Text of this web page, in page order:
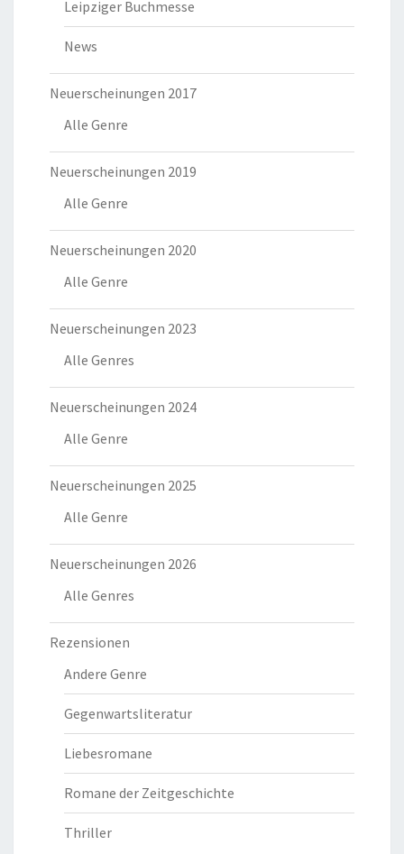
Leipziger Buchmesse
News
Neuerscheinungen 2017
Alle Genre
Neuerscheinungen 2019
Alle Genre
Neuerscheinungen 2020
Alle Genre
Neuerscheinungen 2023
Alle Genres
Neuerscheinungen 2024
Alle Genre
Neuerscheinungen 2025
Alle Genre
Neuerscheinungen 2026
Alle Genres
Rezensionen
Andere Genre
Gegenwartsliteratur
Liebesromane
Romane der Zeitgeschichte
Thriller